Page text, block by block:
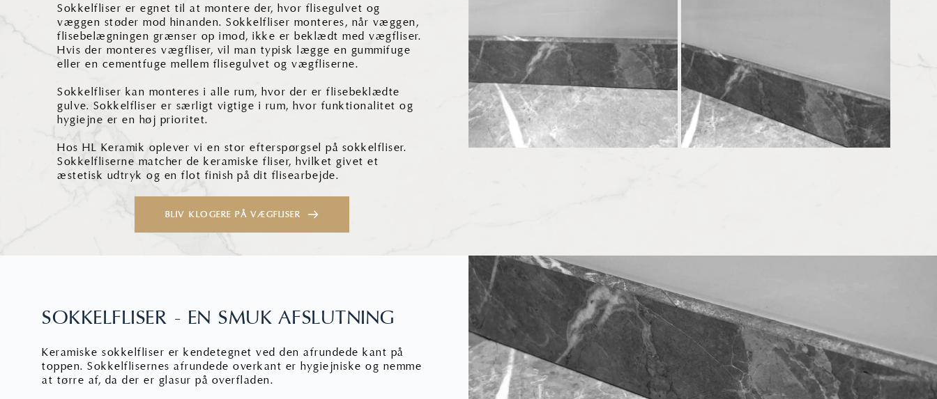
Sokkelfliser er egnet til at montere der, hvor flisegulvet og
væggen støder mod hinanden. Sokkelfliser monteres, når væggen,
flisebelægningen grænser op imod, ikke er beklædt med vægfliser.
Hvis der monteres vægfliser, vil man typisk lægge en gummifuge
eller en cementfuge mellem flisegulvet og vægfliserne.
Sokkelfliser kan monteres i alle rum, hvor der er flisebeklædte
gulve. Sokkelfliser er særligt vigtige i rum, hvor funktionalitet og
hygiejne er en høj prioritet.
Hos HL Keramik oplever vi en stor efterspørgsel på sokkelfliser.
Sokkelfliserne matcher de keramiske fliser, hvilket givet et
æstetisk udtryk og en flot finish på dit flisearbejde.
BLIV KLOGERE PÅ VÆGFLISER
SOKKELFLISER - EN SMUK AFSLUTNING
Keramiske sokkelfliser er kendetegnet ved den afrundede kant på
toppen. Sokkelflisernes afrundede overkant er hygiejniske og nemme
at tørre af, da der er glasur på overfladen.